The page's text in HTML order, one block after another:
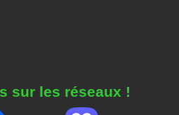
sur les réseaux !